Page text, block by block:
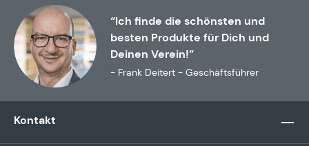
“Ich finde die schönsten und
besten Produkte für Dich und
Deinen Verein!”
- Frank Deitert - Geschäftsführer
Kontakt